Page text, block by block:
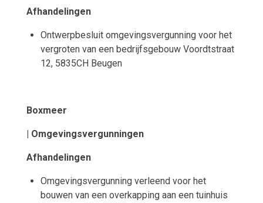
Afhandelingen
Ontwerpbesluit omgevingsvergunning voor het
vergroten van een bedrijfsgebouw Voordtstraat
12, 5835CH Beugen
Boxmeer
| Omgevingsvergunningen
Afhandelingen
Omgevingsvergunning verleend voor het
bouwen van een overkapping aan een tuinhuis